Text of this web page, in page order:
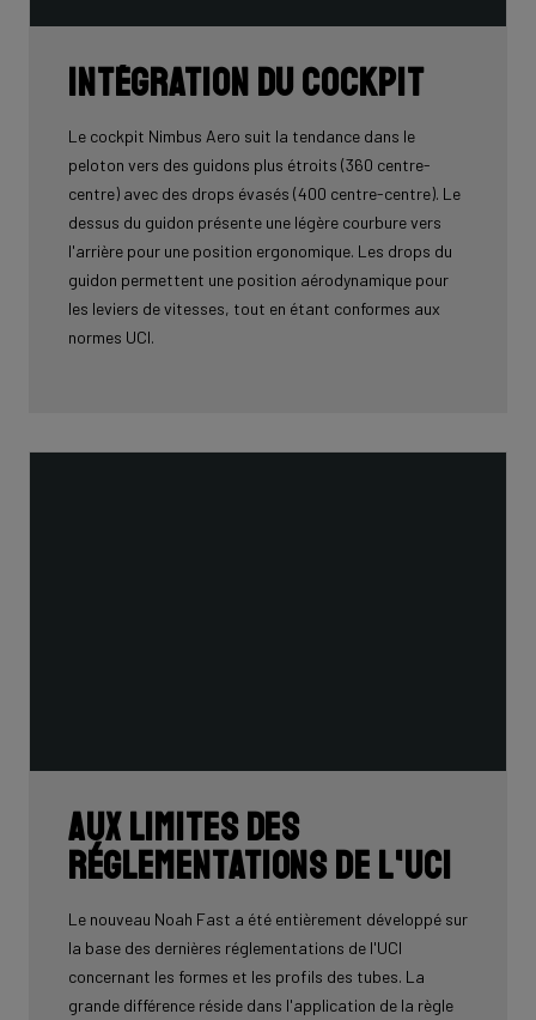
Intégration du cockpit
Le cockpit Nimbus Aero suit la tendance dans le
peloton vers des guidons plus étroits (360 centre-
centre) avec des drops évasés (400 centre-centre). Le
dessus du guidon présente une légère courbure vers
l'arrière pour une position ergonomique. Les drops du
guidon permettent une position aérodynamique pour
les leviers de vitesses, tout en étant conformes aux
normes UCI.
Aux limites des
réglementations de l'UCI
Le nouveau Noah Fast a été entièrement développé sur
la base des dernières réglementations de l'UCI
concernant les formes et les profils des tubes. La
grande différence réside dans l'application de la règle